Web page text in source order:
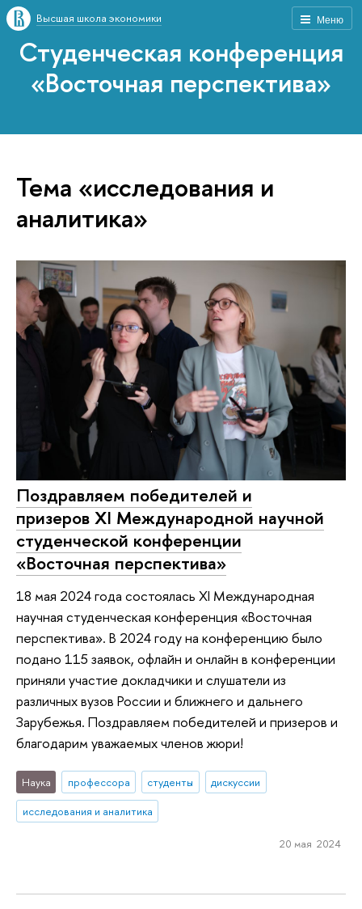
Меню
Высшая школа экономики
Студенческая конференция
«Восточная перспектива»
Тема «исследования и
аналитика»
Поздравляем победителей и
призеров XI Международной научной
студенческой конференции
«Восточная перспектива»
18 мая 2024 года состоялась XI Международная
научная студенческая конференция «Восточная
перспектива». В 2024 году на конференцию было
подано 115 заявок, офлайн и онлайн в конференции
приняли участие докладчики и слушатели из
различных вузов России и ближнего и дальнего
Зарубежья. Поздравляем победителей и призеров и
благодарим уважаемых членов жюри!
Наука профессора студенты
дискуссии
исследования и аналитика
20 мая 2024